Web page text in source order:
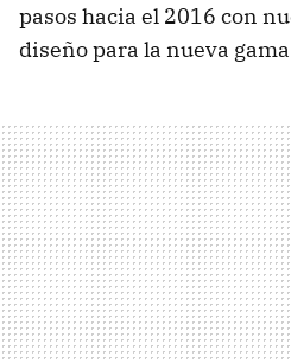
pasos hacia el 2016 con
diseño para la nueva